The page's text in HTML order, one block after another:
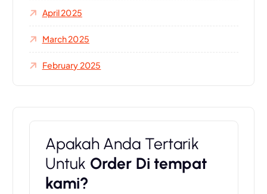
April 2025
March 2025
February 2025
Apakah Anda Tertarik
Untuk Order Di tempat
kami?